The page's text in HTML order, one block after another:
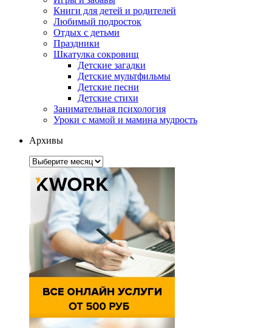
Книги для детей и родителей
Любимый подросток
Отдых с детьми
Праздники
Шкатулка сокровищ
Детские загадки
Детские мультфильмы
Детские песни
Детские стихи
Занимательная психология
Уроки с мамой и мамина мудрость
Архивы
Архивы